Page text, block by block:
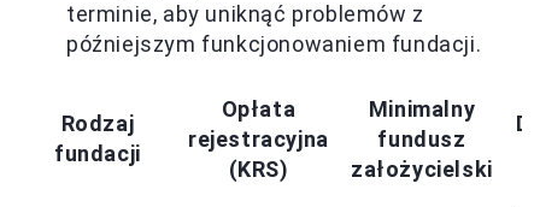
terminie, aby uniknąć problemów z
późniejszym funkcjonowaniem fundacji.
Rodzaj
fundacji
Opłata
rejestracyjna
(KRS)
Minimalny
fundusz
założycielski